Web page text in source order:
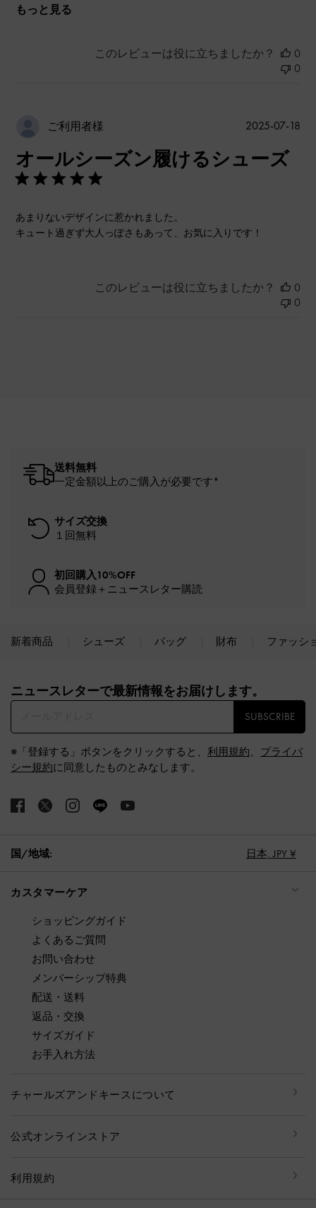
もっと見る
このレビューは役に立ちましたか？
0
0
ご利用者様
オールシーズン履けるシューズ
あまりないデザインに惹かれました。
キュート過ぎず大人っぽさもあって、お気に入りです！
公
2025-07-18
このレビューは役に立ちましたか？
0
0
送料無料
一定金額以上のご購入が必要です*
サイズ交換
１回無料
初回購入10%OFF
会員登録＋ニュースレター購読
新着商品 シューズ バッグ 財布 ファッシ
ニュースレターで最新情報をお届けします。​
SUBSCRIBE
※「登録する」ボタンをクリックすると、 利用規約、 プライバ
シー規約に同意したものとみなします。
国/地域: 日本, JPY ¥
カスタマーケア
ショッピングガイド
よくあるご質問
お問い合わせ
メンバーシップ特典
配送・送料
返品・交換
サイズガイド
お手入れ方法
チャールズアンドキースについて
公式オンラインストア
利用規約